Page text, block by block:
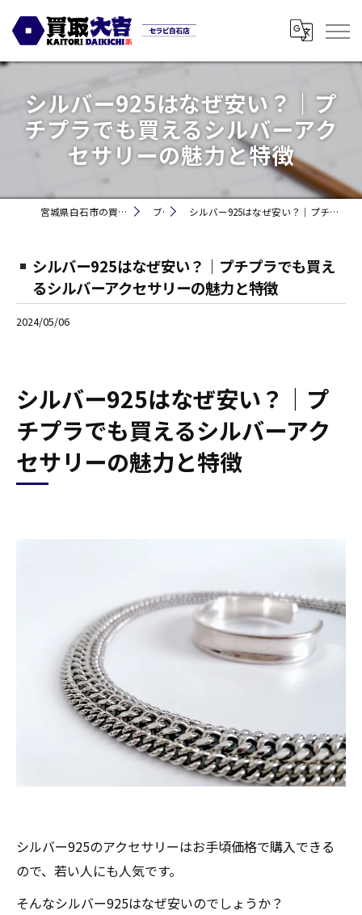
シルバー925はなぜ安い？｜プ
チプラでも買えるシルバーアク
セサリーの魅力と特徴
宮城県白石市の買取なら買取大吉セラビ白石店 ブログ シルバー925はなぜ安い？｜プチプラでも買えるシルバーアクセサリーの魅力と特徴
シルバー925はなぜ安い？｜プチプラでも買え
るシルバーアクセサリーの魅力と特徴
2024/05/06
シルバー925はなぜ安い？｜プ
チプラでも買えるシルバーアク
セサリーの魅力と特徴
シルバー925のアクセサリーはお手頃価格で購入できる
ので、若い人にも人気です。
そんなシルバー925はなぜ安いのでしょうか？